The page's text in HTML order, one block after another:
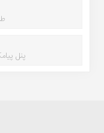
پنل پیامکی با